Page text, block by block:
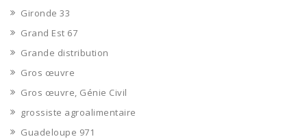
Gironde 33
Grand Est 67
Grande distribution
Gros œuvre
Gros œuvre, Génie Civil
grossiste agroalimentaire
Guadeloupe 971